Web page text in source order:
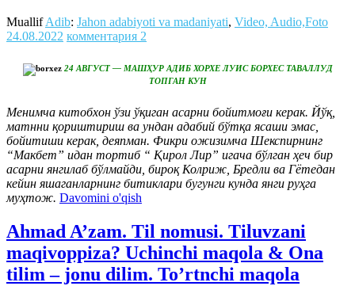
MuallifAdib: Jahon adabiyoti va madaniyati, Video, Audio,Foto
24.08.2022 комментария 2
24 АВГУСТ — МАШҲУР АДИБ ХОРХЕ ЛУИС БОРХЕС ТАВАЛЛУД
ТОПГАН КУН
Менимча китобхон ўзи ўқиган асарни бойитмоғи керак. Йўқ,
матнни қориштириш ва ундан адабий бўтқа ясаши эмас,
бойитиши керак, деяпман. Фикри ожизимча Шекспирнинг
“Макбет” идан тортиб “ Қирол Лир” игача бўлган ҳеч бир
асарни янгилаб бўлмайди, бироқ Колриж, Бредли ва Гётедан
кейин яшаганларнинг битиклари бугунги кунда янги руҳга
муҳтож. Davomini o'qish
Ahmad A’zam. Til nomusi. Tiluvzani
maqivoppiza? Uchinchi maqola & Ona
tilim – jonu dilim. To’rtnchi maqola